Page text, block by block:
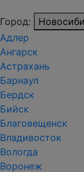
Город:
Адлер
Ангарск
Астрахань
Барнаул
Бердск
Бийск
Благовещенск
Владивосток
Вологда
Воронеж